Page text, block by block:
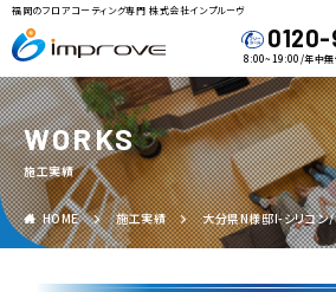
福岡のフロアコーティング専門 株式会社インプルーヴ
8:00~19:00/年中無
WORKS
施工実績
HOME 施工実績 大分県N様邸I-シリコン/